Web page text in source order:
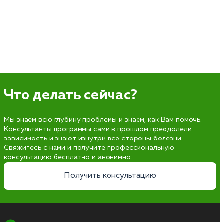
Что делать сейчас?
Мы знаем всю глубину проблемы и знаем, как Вам помочь.
Консультанты программы сами в прошлом преодолели
зависимость и знают изнутри все стороны болезни.
Свяжитесь с нами и получите профессиональную
консультацию бесплатно и анонимно.
Получить консультацию